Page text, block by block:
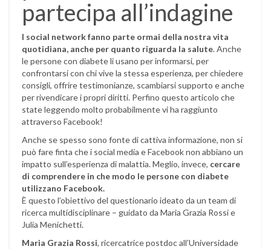
partecipa all’indagine
I social network fanno parte ormai della nostra vita
quotidiana, anche per quanto riguarda la salute. Anche
le persone con diabete li usano per informarsi, per
confrontarsi con chi vive la stessa esperienza, per chiedere
consigli, offrire testimonianze, scambiarsi supporto e anche
per rivendicare i propri diritti. Perfino questo articolo che
state leggendo molto probabilmente vi ha raggiunto
attraverso Facebook!
Anche se spesso sono fonte di cattiva informazione, non si
può fare finta che i social media e Facebook non abbiano un
impatto sull’esperienza di malattia. Meglio, invece, cercare
di comprendere in che modo le persone con diabete
utilizzano Facebook.
È questo l’obiettivo del questionario ideato da un team di
ricerca multidisciplinare – guidato da Maria Grazia Rossi e
Julia Menichetti.
Maria Grazia Rossi, ricercatrice postdoc all’Universidade